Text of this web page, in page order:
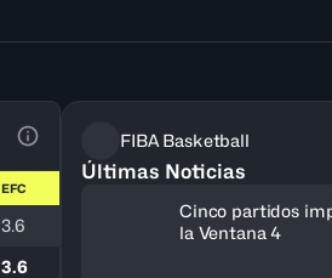
Ver la leyenda
EFC
3.6
3.6
FIBA Basketball
Últimas Noticias
Cinco partidos
la Ventana 4